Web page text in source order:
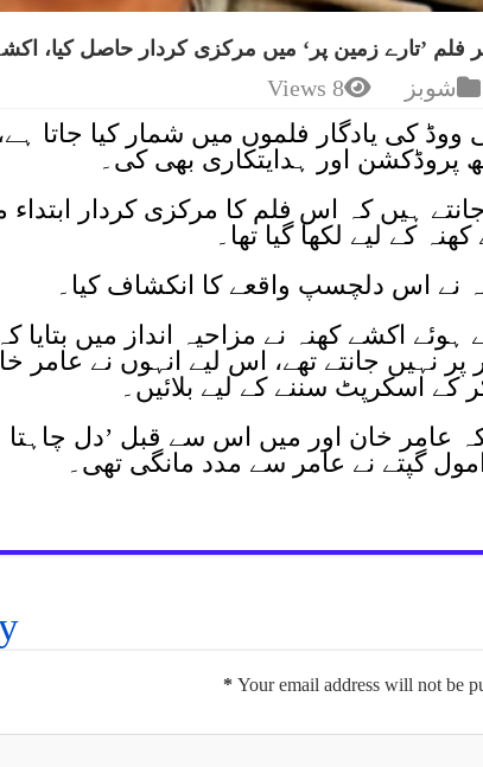
’تارے زمین پر‘ میں مرکزی کردار حاصل کیا،
شوبز 8 Views
ووڈ کی یادگار فلموں میں شمار کیا جاتا
پروڈکشن اور ہدایتکاری بھی کی۔
ہیں کہ اس فلم کا مرکزی کردار
کے لیے لکھا گیا تھا۔
نے اس دلچسپ واقعے کا انکشاف کیا۔
ہوئے اکشے کھنہ نے مزاحیہ انداز میں
پر نہیں جانتے تھے، اس لیے انہوں نے
اسکرپٹ سننے کے لیے بلائیں۔
عامر خان اور میں اس سے قبل ’دل چاہتا
گپتے نے عامر سے مدد مانگی تھی۔
Your email address will not be
*